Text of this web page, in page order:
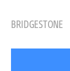
BRIDGESTONE